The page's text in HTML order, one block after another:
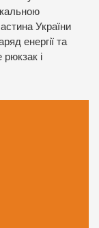
України
енергії та
рюкзак і